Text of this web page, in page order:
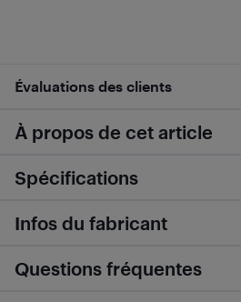
Évaluations des clients
À propos de cet article
Spécifications
Infos du fabricant
Questions fréquentes